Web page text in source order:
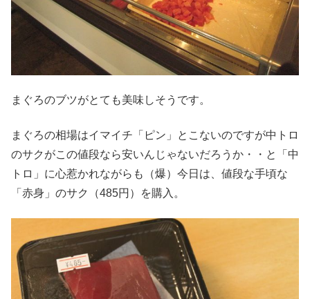
まぐろのブツがとても美味しそうです。
まぐろの相場はイマイチ「ピン」とこないのですが中トロ
のサクがこの値段なら安いんじゃないだろうか・・と「中
トロ」に心惹かれながらも（爆）今日は、値段な手頃な
「赤身」のサク（485円）を購入。